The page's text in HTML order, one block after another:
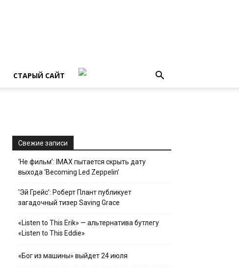
СТАРЫЙ САЙТ
Свежие записи
‘Не фильм’: IMAX пытается скрыть дату
выхода ‘Becoming Led Zeppelin’
‘Эй Грейс’: Роберт Плант публикует
загадочный тизер Saving Grace
«Listen to This Erik» — альтернатива бутлегу
«Listen to This Eddie»
«Бог из машины» выйдет 24 июля